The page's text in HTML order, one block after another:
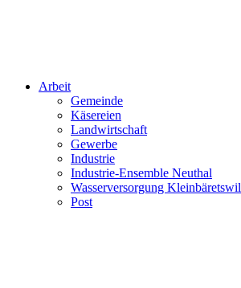
Arbeit
Gemeinde
Käsereien
Landwirtschaft
Gewerbe
Industrie
Industrie-Ensemble Neuthal
Wasserversorgung Kleinbäretswil
Post